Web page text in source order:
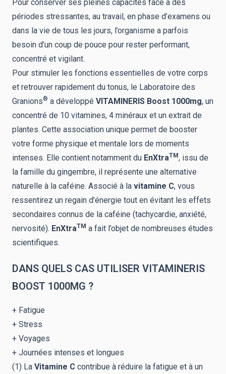
Pour conserver ses pleines capacités face à des
périodes stressantes, au travail, en phase d’examens ou
dans la vie de tous les jours, l’organisme a parfois
besoin d’un coup de pouce pour rester performant,
concentré et vigilant.
Pour stimuler les fonctions essentielles de votre corps
et retrouver rapidement du tonus, le Laboratoire des
Granions® a développé VITAMINERIS Boost 1000mg, un
concentré de 10 vitamines, 4 minéraux et un extrait de
plantes. Cette association unique permet de booster
votre forme physique et mentale lors de moments
intenses. Elle contient notamment du EnXtraTM, issu de
la famille du gingembre, il représente une alternative
naturelle à la caféine. Associé à la vitamine C, vous
ressentirez un regain d’énergie tout en évitant les effets
secondaires connus de la caféine (tachycardie, anxiété,
nervosité). EnXtraTM a fait l’objet de nombreuses études
scientifiques.
DANS QUELS CAS UTILISER VITAMINERIS
BOOST 1000MG ?
+ Fatigue
+ Stress
+ Voyages
+ Journées intenses et longues
(1) La Vitamine C contribue à réduire la fatigue et à un